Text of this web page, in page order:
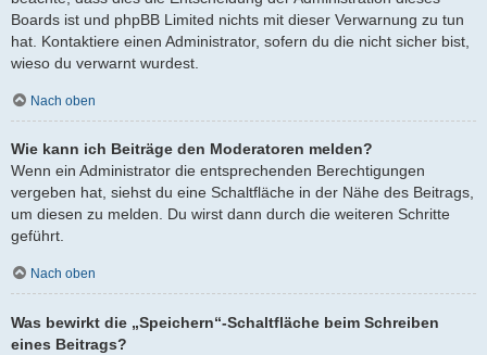
Boards ist und phpBB Limited nichts mit dieser Verwarnung zu tun
hat. Kontaktiere einen Administrator, sofern du die nicht sicher bist,
wieso du verwarnt wurdest.
Nach oben
Wie kann ich Beiträge den Moderatoren melden?
Wenn ein Administrator die entsprechenden Berechtigungen
vergeben hat, siehst du eine Schaltfläche in der Nähe des Beitrags,
um diesen zu melden. Du wirst dann durch die weiteren Schritte
geführt.
Nach oben
Was bewirkt die „Speichern“-Schaltfläche beim Schreiben
eines Beitrags?